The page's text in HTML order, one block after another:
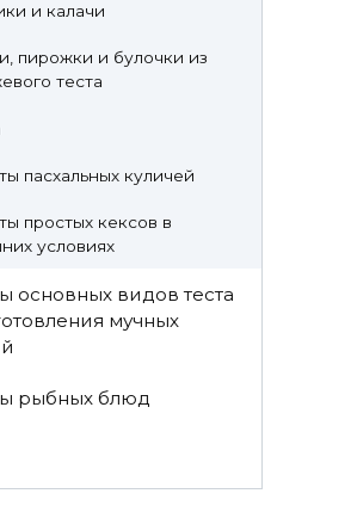
и калачи
пирожки и булочки из
теста
пасхальных куличей
простых кексов в
условиях
основных видов теста
мучных
рыбных блюд